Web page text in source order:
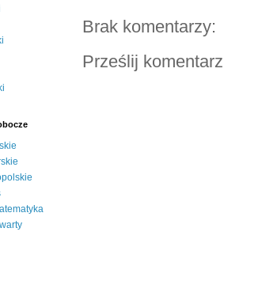
Brak komentarzy:
Prześlij komentarz